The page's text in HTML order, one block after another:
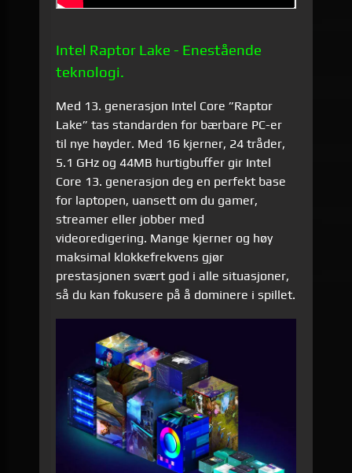
Intel Raptor Lake - Enestående
teknologi.
Med 13. generasjon Intel Core ”Raptor
Lake” tas standarden for bærbare PC-er
til nye høyder. Med 16 kjerner, 24 tråder,
5.1 GHz og 44MB hurtigbuffer gir Intel
Core 13. generasjon deg en perfekt base
for laptopen, uansett om du gamer,
streamer eller jobber med
videoredigering. Mange kjerner og høy
maksimal klokkefrekvens gjør
prestasjonen svært god i alle situasjoner,
så du kan fokusere på å dominere i spillet.